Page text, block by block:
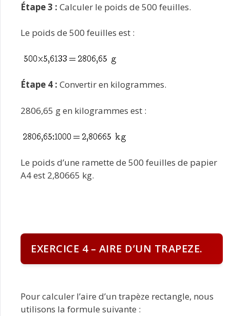
Étape 3 : Calculer le poids de 500 feuilles.
Le poids de 500 feuilles est :
Étape 4 : Convertir en kilogrammes.
2806,65 g en kilogrammes est :
Le poids d’une ramette de 500 feuilles de papier
A4 est 2,80665 kg.
EXERCICE 4 – AIRE D’UN TRAPEZE.
Pour calculer l’aire d’un trapèze rectangle, nous
utilisons la formule suivante :